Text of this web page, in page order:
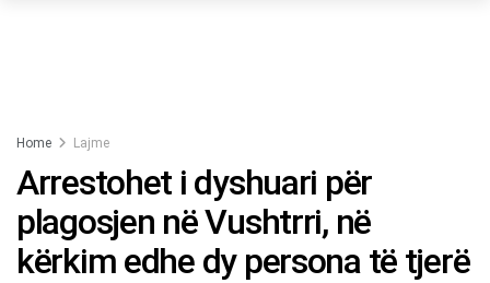
Home Lajme
Arrestohet i dyshuari për
plagosjen në Vushtrri, në
kërkim edhe dy persona të tjerë